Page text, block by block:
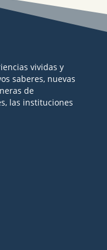
vividas y
saberes, nuevas
de
las instituciones